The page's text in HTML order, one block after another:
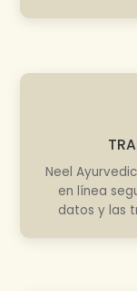
Neel
en línea
datos y las